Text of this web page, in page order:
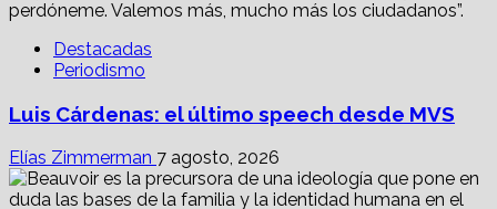
Destacadas
Periodismo
Luis Cárdenas: el último speech desde MVS
Elías Zimmerman 7 agosto, 2026